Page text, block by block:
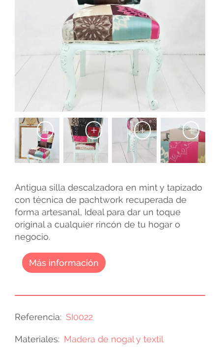
+ + + +
Antigua silla descalzadora en mint y tapizado
con técnica de pachtwork recuperada de
forma artesanal, Ideal para dar un toque
original a cualquier rincón de tu hogar o
negocio.
Más información
Referencia SI0022
Materiales Madera de nogal y textil